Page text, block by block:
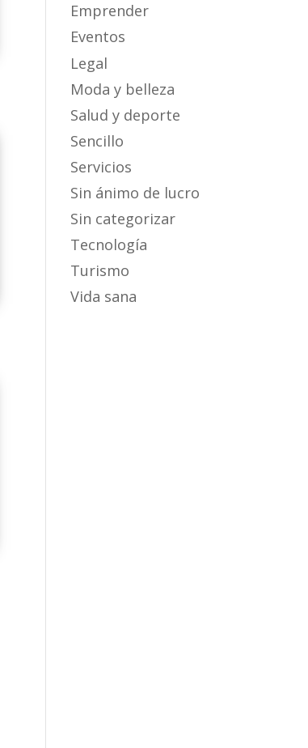
Emprender
Eventos
Legal
Moda y belleza
Salud y deporte
Sencillo
Servicios
Sin ánimo de lucro
Sin categorizar
Tecnología
Turismo
Vida sana